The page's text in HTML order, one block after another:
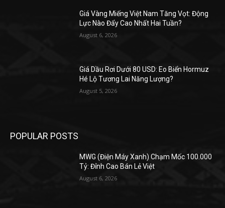
Giá Vàng Miếng Việt Nam Tăng Vọt: Động
Lực Nào Đẩy Cao Nhất Hai Tuần?
August 6, 2026
Giá Dầu Rơi Dưới 80 USD: Eo Biển Hormuz
Hé Lộ Tương Lai Năng Lượng?
August 5, 2026
POPULAR POSTS
MWG (Điện Máy Xanh) Chạm Mốc 100.000
Tỷ: Đỉnh Cao Bán Lẻ Việt
August 6, 2026